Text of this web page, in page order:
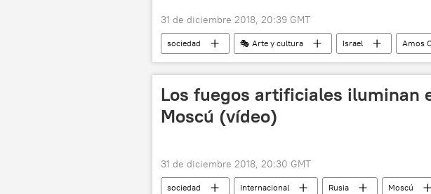
31 de diciembre 2018, 20:39 GMT
sociedad 🎭 Arte y cultura Israel Amos
Los fuegos artificiales iluminan
Moscú (vídeo)
31 de diciembre 2018, 20:30 GMT
sociedad Internacional Rusia Moscú